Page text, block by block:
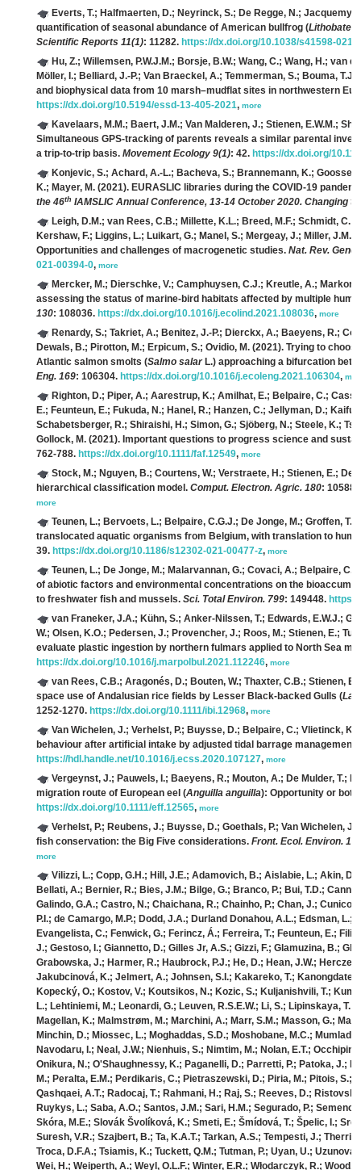
Everts, T.; Halfmaerten, D.; Neyrinck, S.; De Regge, N.;
quantification of seasonal abundance of American bullfrog (Lithobates
Scientific Reports 11(1): 11282. https://dx.doi.org/10.1038/s41598-021-
Hu, Z.; Willemsen, P.W.J.M.; Borsje, B.W.; Wang, C.; Wang, H.; van
Möller, I.; Belliard, J.-P.; Van Braeckel, A.; Temmerman, S.; Bouma, T.J.
and biophysical data from 10 marsh–mudflat sites in northwestern
https://dx.doi.org/10.5194/essd-13-405-2021, more
Kavelaars, M.M.; Baert, J.M.; Van Malderen, J.; Stienen, E.W.M.;
Simultaneous GPS-tracking of parents reveals a similar parental
a trip-to-trip basis. Movement Ecology 9(1): 42. https://dx.doi.org/
Konjevic, S.; Achard, A.-L.; Bacheva, S.; Brannemann, K.;
K.; Mayer, M. (2021). EURASLIC libraries during the COVID-19
the 46th IAMSLIC Annual Conference, 13-14 October 2020. Changing
Leigh, D.M.; van Rees, C.B.; Millette, K.L.; Breed, M.F.; Schmidt,
Kershaw, F.; Liggins, L.; Luikart, G.; Manel, S.; Mergeay, J.; Miller, J.M.;
Opportunities and challenges of macrogenetic studies. Nat. Rev.
021-00394-0, more
Mercker, M.; Dierschke, V.; Camphuysen, C.J.; Kreutle, A.;
assessing the status of marine-bird habitats affected by multiple
130: 108036. https://dx.doi.org/10.1016/j.ecolind.2021.108036, more
Renardy, S.; Takriet, A.; Benitez, J.-P.; Dierckx, A.; Baeyens, R.;
Dewals, B.; Pirotton, M.; Erpicum, S.; Ovidio, M. (2021). Trying to
Atlantic salmon smolts (Salmo salarL.) approaching a bifurcation
Eng. 169: 106304. https://dx.doi.org/10.1016/j.ecoleng.2021.106304,
Righton, D.; Piper, A.; Aarestrup, K.; Amilhat, E.; Belpaire, C.;
E.; Feunteun, E.; Fukuda, N.; Hanel, R.; Hanzen, C.; Jellyman, D.;
Schabetsberger, R.; Shiraishi, H.; Simon, G.; Sjöberg, N.; Steele, K.;
Gollock, M. (2021). Important questions to progress science and
762-788. https://dx.doi.org/10.1111/faf.12549, more
Stock, M.; Nguyen, B.; Courtens, W.; Verstraete, H.; Stienen, E.; De
hierarchical classification model. Comput. Electron. Agric. 180:
more
Teunen, L.; Bervoets, L.; Belpaire, C.G.J.; De Jonge, M.; Groffen, T.
translocated aquatic organisms from Belgium, with translation to
39. https://dx.doi.org/10.1186/s12302-021-00477-z, more
Teunen, L.; De Jonge, M.; Malarvannan, G.; Covaci, A.; Belpaire,
of abiotic factors and environmental concentrations on the
to freshwater fish and mussels. Sci. Total Environ. 799: 149448.
van Franeker, J.A.; Kühn, S.; Anker-Nilssen, T.; Edwards, E.W.J.;
W.; Olsen, K.O.; Pedersen, J.; Provencher, J.; Roos, M.; Stienen, E.;
evaluate plastic ingestion by northern fulmars applied to North Sea
https://dx.doi.org/10.1016/j.marpolbul.2021.112246, more
van Rees, C.B.; Aragonés, D.; Bouten, W.; Thaxter, C.B.; Stienen,
space use of Andalusian rice fields by Lesser Black‐backed Gulls (
1252-1270. https://dx.doi.org/10.1111/ibi.12968, more
Van Wichelen, J.; Verhelst, P.; Buysse, D.; Belpaire, C.; Vlietinck,
behaviour after artificial intake by adjusted tidal barrage management.
https://hdl.handle.net/10.1016/j.ecss.2020.107127, more
Vergeynst, J.; Pauwels, I.; Baeyens, R.; Mouton, A.; De Mulder, T.;
migration route of European eel (Anguilla anguilla): Opportunity or
https://dx.doi.org/10.1111/eff.12565, more
Verhelst, P.; Reubens, J.; Buysse, D.; Goethals, P.; Van Wichelen, J.;
fish conservation: the Big Five considerations. Front. Ecol. Environ.
more
Vilizzi, L.; Copp, G.H.; Hill, J.E.; Adamovich, B.; Aislabie, L.; Akin,
Bellati, A.; Bernier, R.; Bies, J.M.; Bilge, G.; Branco, P.; Bui, T.D.;
Galindo, G.A.; Castro, N.; Chaichana, R.; Chainho, P.; Chan, J.;
P.I.; de Camargo, M.P.; Dodd, J.A.; Durland Donahou, A.L.; Edsman,
Evangelista, C.; Fenwick, G.; Ferincz, Á.; Ferreira, T.; Feunteun, E.;
J.; Gestoso, I.; Giannetto, D.; Gilles Jr, A.S.; Gizzi, F.; Glamuzina, B.;
Grabowska, J.; Harmer, R.; Haubrock, P.J.; He, D.; Hean, J.W.;
Jakubcinová, K.; Jelmert, A.; Johnsen, S.I.; Kakareko, T.;
Kopecký, O.; Kostov, V.; Koutsikos, N.; Kozic, S.; Kuljanishvili, T.;
L.; Lehtiniemi, M.; Leonardi, G.; Leuven, R.S.E.W.; Li, S.; Lipinskaya,
Magellan, K.; Malmstrøm, M.; Marchini, A.; Marr, S.M.; Masson, G.;
Minchin, D.; Miossec, L.; Moghaddas, S.D.; Moshobane, M.C.;
Navodaru, I.; Neal, J.W.; Nienhuis, S.; Nimtim, M.; Nolan, E.T.;
Onikura, N.; O'Shaughnessy, K.; Paganelli, D.; Parretti, P.; Patoka, J.;
M.; Peralta, E.M.; Perdikaris, C.; Pietraszewski, D.; Piria, M.; Pitois, S.;
Qashqaei, A.T.; Radocaj, T.; Rahmani, H.; Raj, S.; Reeves, D.;
Ruykys, L.; Saba, A.O.; Santos, J.M.; Sari, H.M.; Segurado, P.;
Skóra, M.E.; Slovák Švolíková, K.; Smeti, E.; Šmídová, T.; Špelic, I.;
Suresh, V.R.; Szajbert, B.; Ta, K.A.T.; Tarkan, A.S.; Tempesti, J.;
Troca, D.F.A.; Tsiamis, K.; Tuckett, Q.M.; Tutman, P.; Uyan, U.;
Wei, H.; Weiperth, A.; Weyl, O.L.F.; Winter, E.R.; Włodarczyk, R.;